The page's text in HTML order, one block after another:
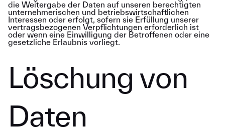
die Weitergabe der Daten auf unseren berechtigten
unternehmerischen und betriebswirtschaftlichen
Interessen oder erfolgt, sofern sie Erfüllung unserer
vertragsbezogenen Verpflichtungen erforderlich ist
oder wenn eine Einwilligung der Betroffenen oder eine
gesetzliche Erlaubnis vorliegt.
Löschung von
Daten